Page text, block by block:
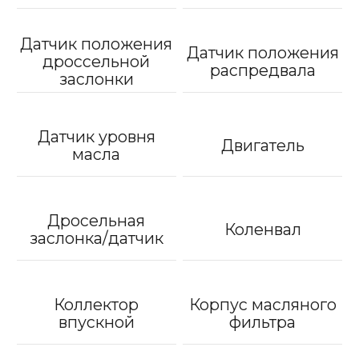
Датчик положения
дроссельной
заслонки
Датчик положения
распредвала
Датчик уровня
масла
Двигатель
Дросельная
заслонка/датчик
Коленвал
Коллектор
впускной
Корпус масляного
фильтра